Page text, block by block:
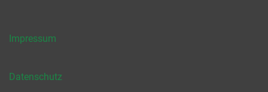
Impressum
Datenschutz